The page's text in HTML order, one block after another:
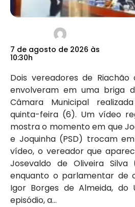
7 de agosto de 2026 às
10:30h
Dois vereadores de
envolveram em uma briga
Câmara Municipal
quinta-feira (6). Um vídeo
mostra o momento em que
e Joquinha (PSD) trocam
vídeo, o vereador que
Josevaldo de Oliveira Silva
enquanto o parlamentar de
Igor Borges de Almeida, do União
episódio, a...